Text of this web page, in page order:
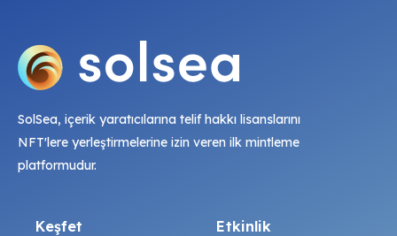
SolSea, içerik yaratıcılarına telif hakkı lisanslarını
NFT'lere yerleştirmelerine izin veren ilk mintleme
platformudur.
Keşfet Etkinlik